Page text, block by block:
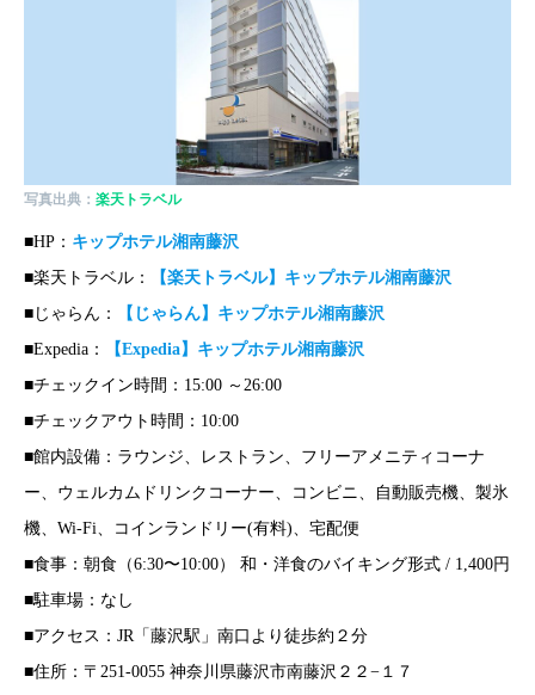
写真出典： 楽天トラベル
■HP： キップホテル湘南藤沢
■楽天トラベル：
【楽天トラベル】キップホテル湘南藤沢
■じゃらん：
【じゃらん】キップホテル湘南藤沢
■Expedia：
【Expedia】キップホテル湘南藤沢
■チェックイン時間：15:00 ～26:00
■チェックアウト時間：10:00
■館内設備：ラウンジ、レストラン、フリーアメニティコーナ
ー、ウェルカムドリンクコーナー、コンビニ、自動販売機、製氷
機、Wi-Fi、コインランドリー(有料)、宅配便
■食事：朝食（6:30〜10:00） 和・洋食のバイキング形式 / 1,400円
■駐車場：なし
■アクセス：JR「藤沢駅」南口より徒歩約２分
■住所：〒251-0055 神奈川県藤沢市南藤沢２２−１７